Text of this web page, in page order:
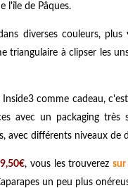
l'île de Pâques.
diverses couleurs,
triangulaire à clipser les
comme cadeau,
avec un packaging très
avec différents niveaux de
9,50€, vous les trouverezsur
un peu plus